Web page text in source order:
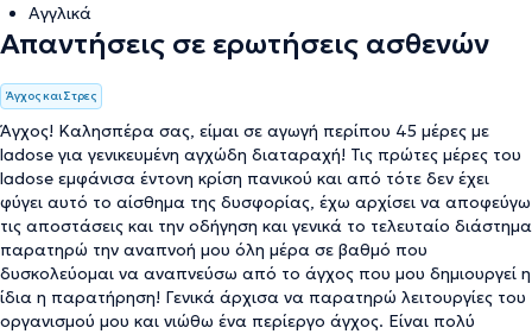
Αγγλικά
Απαντήσεις σε ερωτήσεις ασθενών
Άγχος και Στρες
Άγχος! Καλησπέρα σας, είμαι σε αγωγή περίπου 45 μέρες με
ladose για γενικευμένη αγχώδη διαταραχή! Τις πρώτες μέρες του
ladose εμφάνισα έντονη κρίση πανικού και από τότε δεν έχει
φύγει αυτό το αίσθημα της δυσφορίας, έχω αρχίσει να αποφεύγω
τις αποστάσεις και την οδήγηση και γενικά το τελευταίο διάστημα
παρατηρώ την αναπνοή μου όλη μέρα σε βαθμό που
δυσκολεύομαι να αναπνεύσω από το άγχος που μου δημιουργεί η
ίδια η παρατήρηση! Γενικά άρχισα να παρατηρώ λειτουργίες του
οργανισμού μου και νιώθω ένα περίεργο άγχος. Είναι πολύ